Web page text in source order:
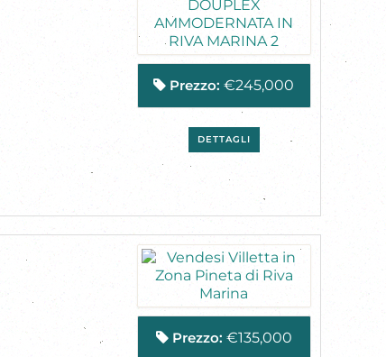
Prezzo:€245,000
DETTAGLI
Prezzo: €135,000